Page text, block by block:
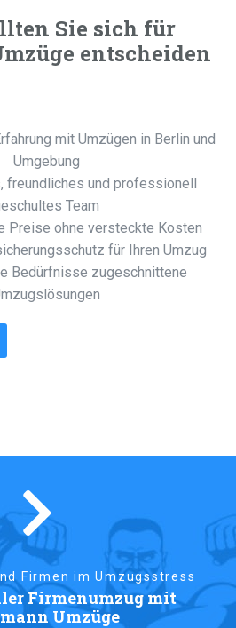
Sie sich für
entscheiden
mit Umzügen in Berlin und
Umgebung
freundliches und professionell
Team
Preise ohne versteckte Kosten
für Ihren Umzug
Bedürfnisse zugeschnittene
Firmen im Umzugsstress
Firmenumzug mit
Umzüge